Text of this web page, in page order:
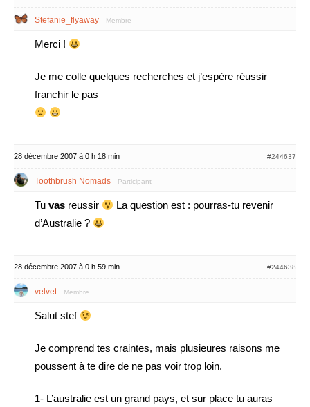
Stefanie_flyaway Membre
Merci !
Je me colle quelques recherches et j’espère réussir
franchir le pas
28 décembre 2007 à 0 h 18 min #244637
Toothbrush Nomads Participant
Tu vas reussir
La question est : pourras-tu revenir
d’Australie ?
28 décembre 2007 à 0 h 59 min #244638
velvet Membre
Salut stef
Je comprend tes craintes, mais plusieures raisons me
poussent à te dire de ne pas voir trop loin.
1- L’australie est un grand pays, et sur place tu auras